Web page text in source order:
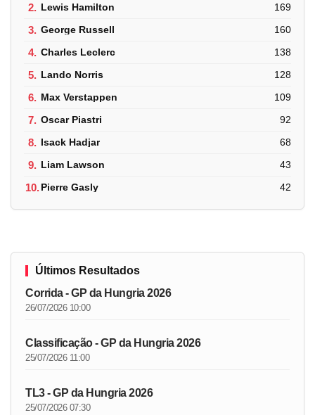
2. Lewis Hamilton 169
3. George Russell 160
4. Charles Leclerc 138
5. Lando Norris 128
6. Max Verstappen 109
7. Oscar Piastri 92
8. Isack Hadjar 68
9. Liam Lawson 43
10.Pierre Gasly 42
Últimos Resultados
Corrida - GP da Hungria 2026
26/07/2026 10:00
Classificação - GP da Hungria 2026
25/07/2026 11:00
TL3 - GP da Hungria 2026
25/07/2026 07:30